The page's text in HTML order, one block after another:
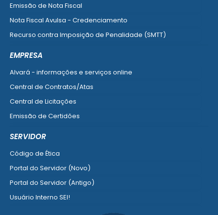
Emissão de Nota Fiscal
Nota Fiscal Avulsa - Credenciamento
Recurso contra Imposição de Penalidade (SMTT)
EMPRESA
Alvará - informações e serviços online
Central de Contratos/Atas
Central de Licitações
Emissão de Certidões
SERVIDOR
Código de Ética
Portal do Servidor (Novo)
Portal do Servidor (Antigo)
Usuário Interno SEI!